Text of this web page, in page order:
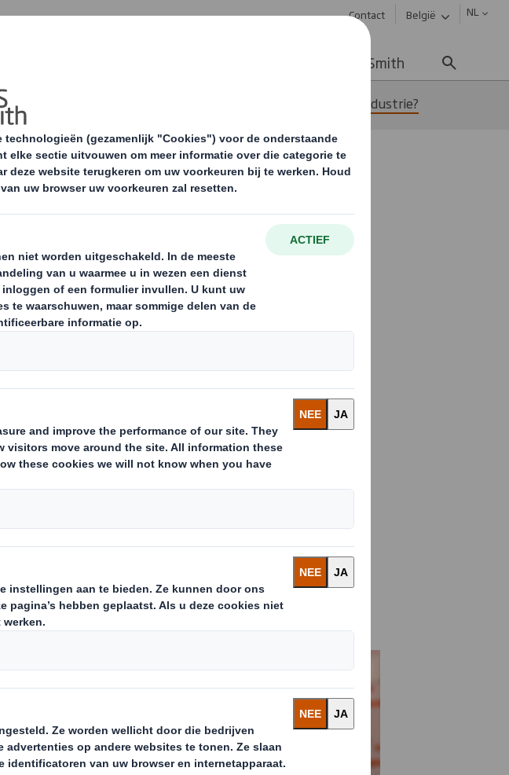
Contact België NL
Werken bij DS Smith
Vrouwendag: Hoe ziet die eruit in de papier- en recyclingindustrie?
en
jaar op 8 maart
– een gelijkwaardige
Bij deze gelegenheid
gesproken om
zijn in de papier- en